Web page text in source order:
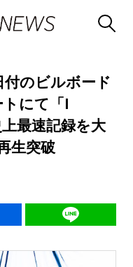
付のビルボード
にて「I
最速記録を大
生突破